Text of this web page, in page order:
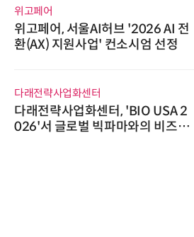
위고페어
위고페어, 서울AI허브 '2026 AI 전
환(AX) 지원사업' 컨소시엄 선정
다래전략사업화센터
다래전략사업화센터, 'BIO USA 2
026'서 글로벌 빅파마와의 비즈니